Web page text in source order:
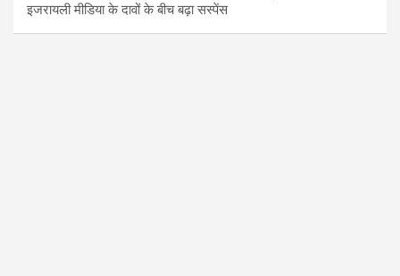
इजरायली मीडिया के दावों के बीच बढ़ा सस्पेंस